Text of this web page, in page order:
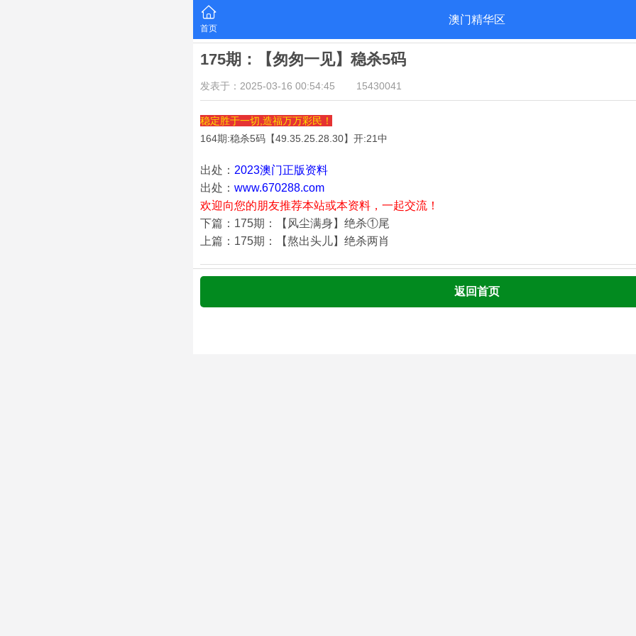
首页
澳门精华区
175期：【匆匆一见】稳杀5码
发表于：2025-03-16 00:54:45 15430041
稳定胜于一切,造福万万彩民！
164期:稳杀5码【49.35.25.28.30】开:21中
出处： 2023澳门正版资料
出处： www.670288.com
欢迎向您的朋友推荐本站或本资料，一起交流！
下篇：175期：【风尘满身】绝杀①尾
上篇：175期：【熬出头儿】绝杀两肖
返回首页